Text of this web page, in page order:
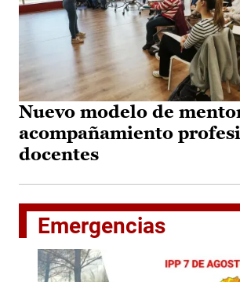
Nuevo modelo de
acompañamiento
docentes
Emergencias